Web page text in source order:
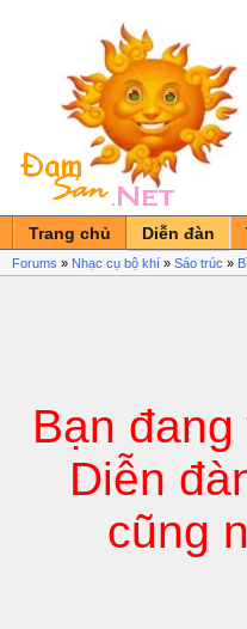
Trang chủ Diễn đàn
Forums » Nhạc cụ bộ khí » Sáo trúc »
Bạn
Diễn
cũng